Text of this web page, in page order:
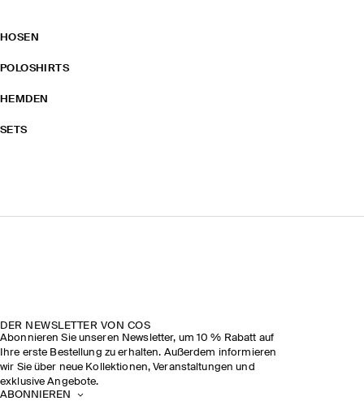
HOSEN
POLOSHIRTS
HEMDEN
SETS
DER NEWSLETTER VON COS
Abonnieren Sie unseren Newsletter, um 10 % Rabatt auf
Ihre erste Bestellung zu erhalten. Außerdem informieren
wir Sie über neue Kollektionen, Veranstaltungen und
exklusive Angebote.
ABONNIEREN